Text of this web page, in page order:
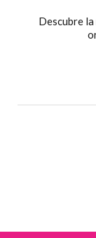
Descubre